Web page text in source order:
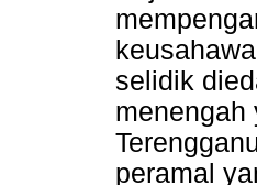
selidik
menengah
peramal